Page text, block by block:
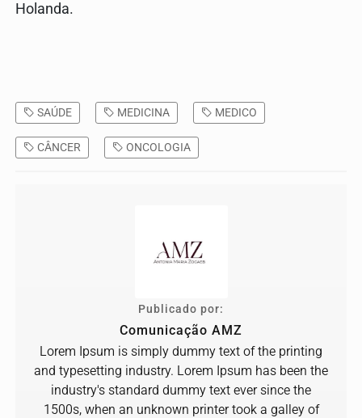
Holanda.
SAÚDE MEDICINA MEDICO
CÂNCER ONCOLOGIA
Publicado por:
Comunicação AMZ
Lorem Ipsum is simply dummy text of the printing
and typesetting industry. Lorem Ipsum has been the
industry's standard dummy text ever since the
1500s, when an unknown printer took a galley of